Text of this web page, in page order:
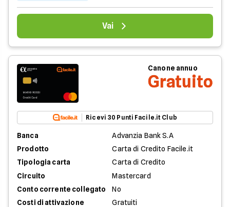
Vai
Canone annuo
Gratuito
Ricevi 30 Punti Facile.it Club
Banca
Advanzia Bank S.A
Prodotto
Carta di Credito Facile.it
Tipologia carta
Carta di Credito
Circuito
Mastercard
Conto corrente collegato
No
Costi di attivazione
Gratuiti